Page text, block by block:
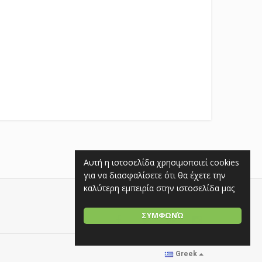
ΣΥΜΦΩΝΏ
Αυτή η ιστοσελίδα χρησιμοποιεί cookies
για να διασφαλίσετε ότι θα έχετε την
καλύτερη εμπειρία στην ιστοσελίδα μας
Greek